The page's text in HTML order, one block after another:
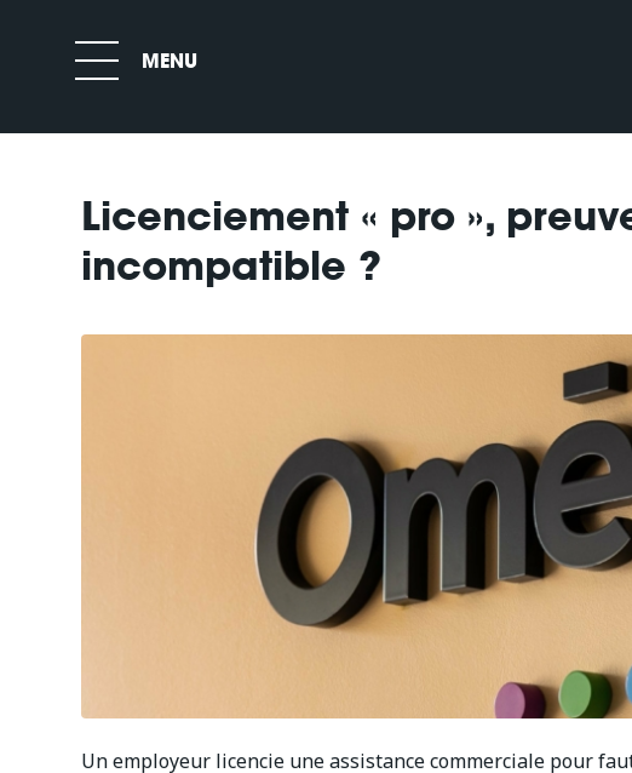
Licenciement « pro »,
incompatible ?
Un employeur licencie une assistance commerciale pour